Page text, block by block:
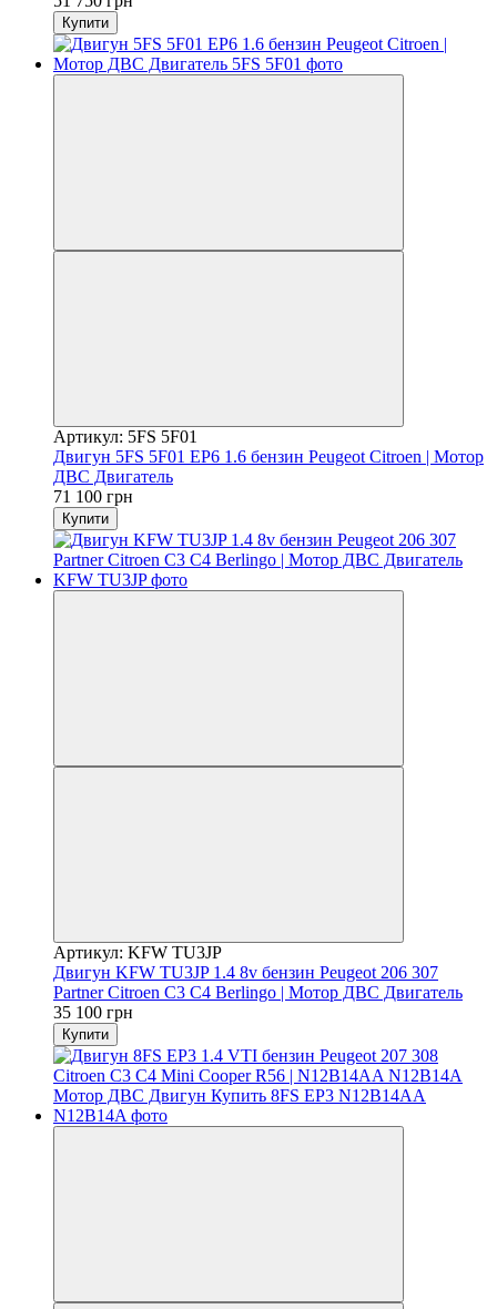
Купити
Артикул: 5FS 5F01
Двигун 5FS 5F01 EP6 1.6 бензин Peugeot Citroen | Мотор
ДВС Двигатель
71 100 грн
Купити
Артикул: KFW TU3JP
Двигун KFW TU3JP 1.4 8v бензин Peugeot 206 307
Partner Citroen С3 С4 Berlingo | Мотор ДВС Двигатель
35 100 грн
Купити